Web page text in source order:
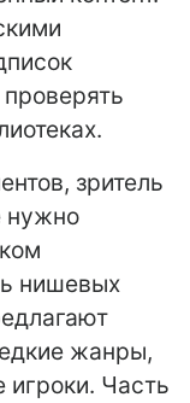
зритель
нужно
нишевых
жанры,
игроки. Часть